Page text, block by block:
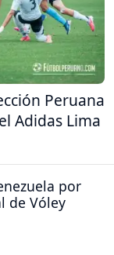
Peruana
Adidas Lima
por
de Vóley